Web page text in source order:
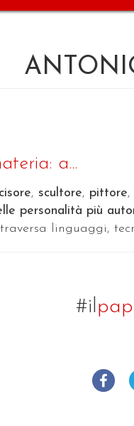
a...
, scultore, pittore,
personalità più
linguaggi,
#il